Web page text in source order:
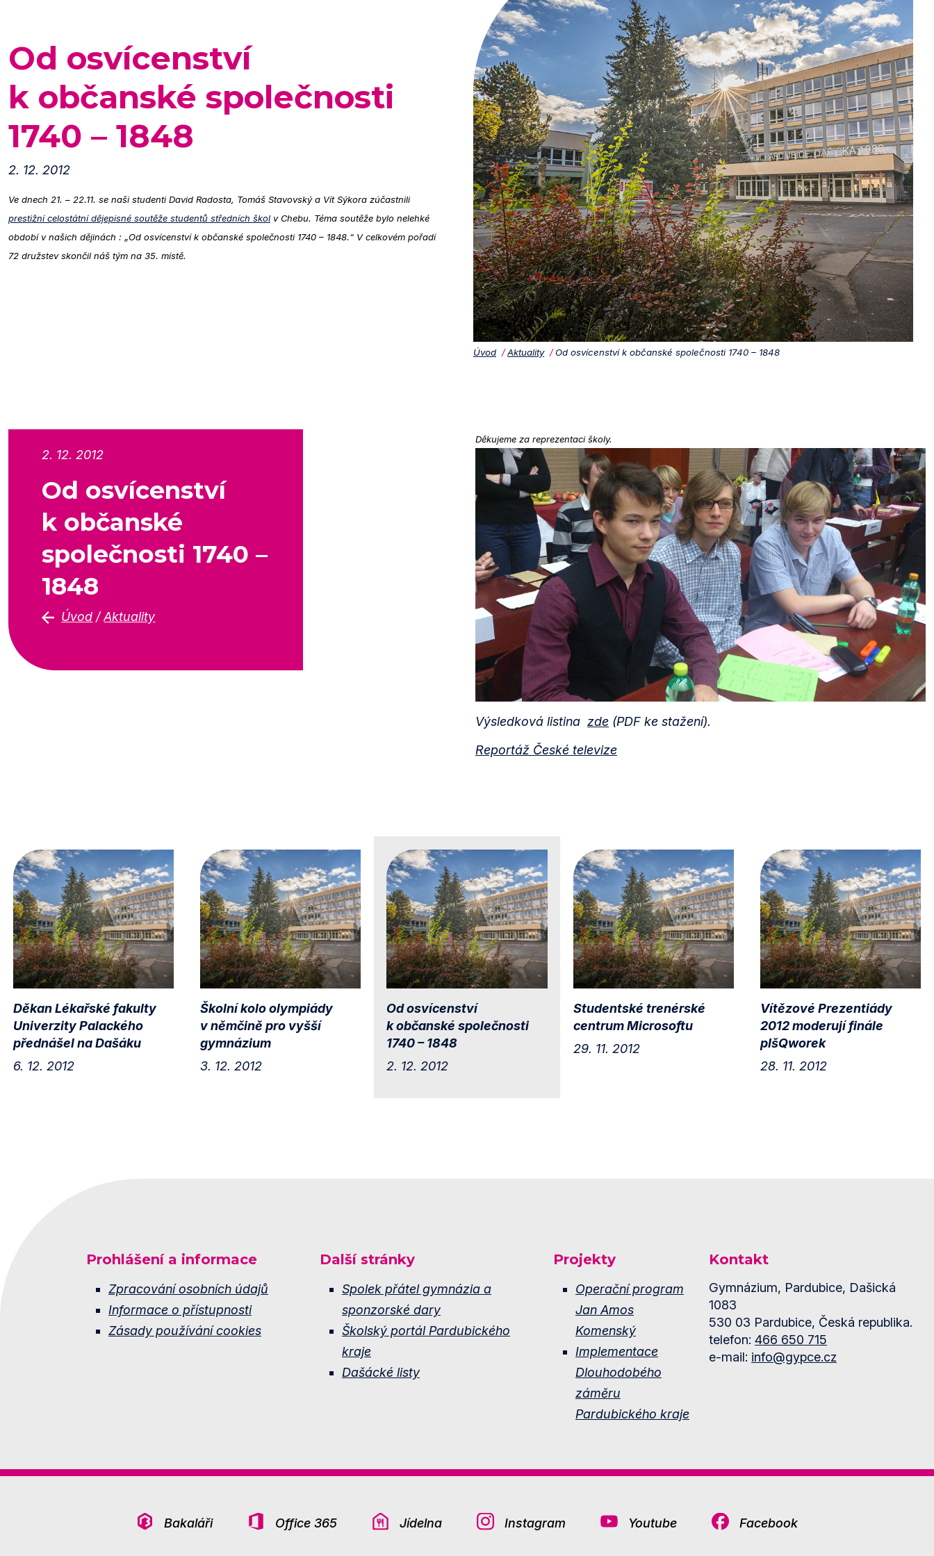
Od osvícenství
k občanské společnosti
1740 – 1848
2. 12. 2012
Ve dnech 21. – 22.11. se naši studenti David Radosta, Tomáš Stavovský a Vít Sýkora zúčastnili
prestižní celostátní dějepisné soutěže studentů středních škol v Chebu. Téma soutěže bylo nelehké
období v našich dějinách : „Od osvícenství k občanské společnosti 1740 – 1848.“ V celkovém pořadí
72 družstev skončil náš tým na 35. místě.
Úvod Aktuality Od osvícenství k občanské společnosti 1740 – 1848
2. 12. 2012
Od osvícenství
k občanské
společnosti 1740 –
1848
Úvod /Aktuality
Děkujeme za reprezentaci školy.
Výsledková listina zde (PDF ke stažení).
Reportáž České televize
Děkan Lékařské fakulty
Univerzity Palackého
přednášel na Dašáku
6. 12. 2012
Školní kolo olympiády
v němčině pro vyšší
gymnázium
3. 12. 2012
Od osvícenství
k občanské společnosti
1740 – 1848
2. 12. 2012
Studentské trenérské
centrum Microsoftu
29. 11. 2012
Vítězové Prezentiády
2012 moderují finále
pIšQworek
28. 11. 2012
Prohlášení a informace
Zpracování osobních údajů
Informace o přístupnosti
Zásady používání cookies
Další stránky
Spolek přátel gymnázia a
sponzorské dary
Školský portál Pardubického
kraje
Dašácké listy
Projekty
Operační program
Jan Amos
Komenský
Implementace
Dlouhodobého
záměru
Pardubického kraje
Kontakt
Gymnázium, Pardubice, Dašická
1083
530 03 Pardubice, Česká republika.
telefon: 466 650 715
e-mail: info@gypce.cz
Bakaláři Office 365 Jídelna Instagram Youtube Facebook